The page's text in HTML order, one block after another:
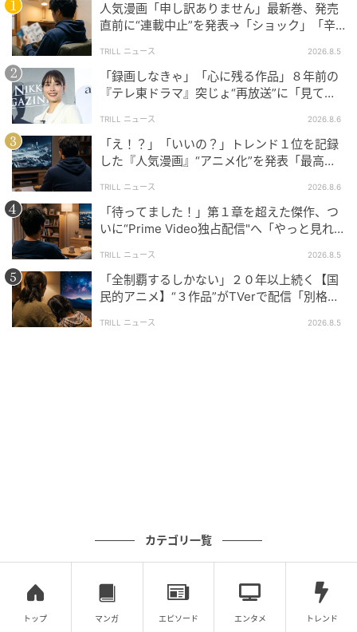
人気漫画「申し訳ありません」最新巻、発売
直前に“連載中止”を発表→「ショック」「辛
TRILL ニュース 2026.8.5
「録画しなきゃ」「心に残る作品」８年前の
『テレ東ドラマ』突じょ“再放送”に「見てほ
TRILL ニュース 2026.8.6
「え！？」「いいの？」トレンド１位を記録
した『人気漫画』“アニメ化”を発表「最高す
TRILL ニュース 2026.8.6
「待ってました！」第１章を超えた傑作、つ
いに“Prime Video独占配信"へ「やっと見れ
TRILL ニュース 2026.8.5
「全制覇するしかない」２０年以上続く【国
民的アニメ】“３作品”がTVerで配信「別格」
TRILL ニュース 2026.8.5
カテゴリ一覧
トップ マンガ エピソード エンタメ トレンド